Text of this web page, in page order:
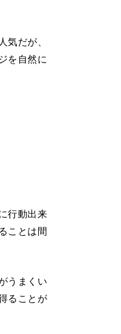
気だが、
を自然に
行動出来
ことは間
うまくい
ることが